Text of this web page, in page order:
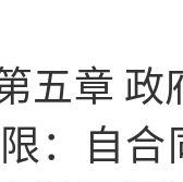
五章 政
：自